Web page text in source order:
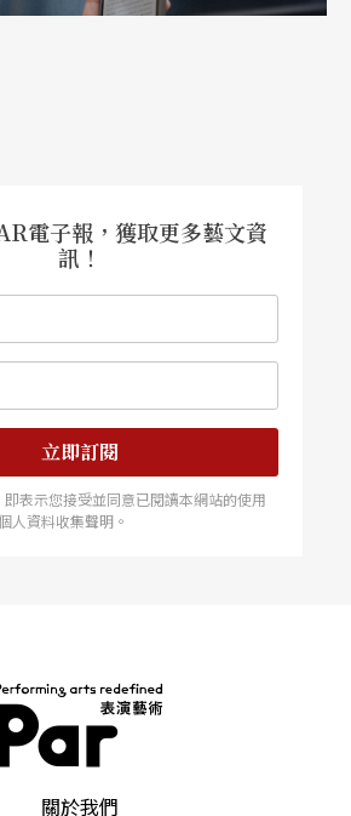
在劇場內，用安靜，去累積出
到陳玉慧慕尼黑的家借住一宿。
茶的清香中，我跟她說，我很著
安靜的畫面。
能是她一方面有著極度熱情的
極度的冷靜而自持。她說：「也
知道呢。」
是偶而會召喚她，遲早她應該再
「第一屆台灣國際讀劇節」時
電子報，獲取更多藝文資
訊！
立即訂閱
表示您接受並同意已閱讀本網站的使用
人資料收集聲明。
關於我們